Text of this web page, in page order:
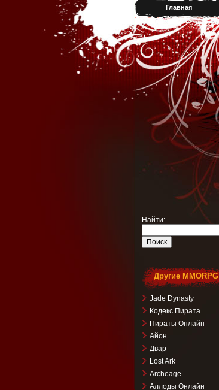
Главная
Найти:
Другие MMORPG
Jade Dynasty
Кодекс Пирата
Пираты Онлайн
Айон
Двар
Lost Ark
Archeage
Аллоды Онлайн